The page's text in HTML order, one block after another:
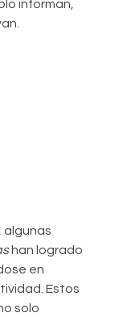
informan,
algunas
han logrado
en
Estos
solo